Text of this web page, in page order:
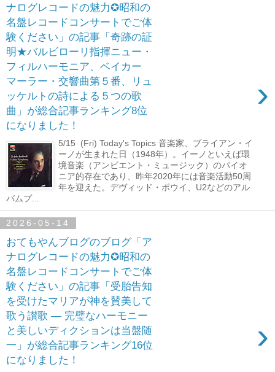
ナログレコードの魅力✪昭和の
名盤レコードコンサートでご体
験ください」の記事「奇跡の証
明★バルビローリ指揮ニュー・
フィルハーモニア、ベイカー
マーラー・交響曲第５番、リュ
ッケルトの詩による５つの歌
曲」が総合記事ランキング8位
になりました！
›
5/15 (Fri) Today's Topics 音楽家、ブライアン・イ
ーノが生まれた日（1948年）。イーノといえば環
境音楽（アンビエント・ミュージック）のパイオ
ニア的存在であり、昨年2020年には音楽活動50周
年を迎えた。デヴィッド・ボウイ、U2などのアル
バムプ...
2026-05-14
おてもやんブログのブログ「ア
ナログレコードの魅力✪昭和の
名盤レコードコンサートでご体
験ください」の記事「受胎告知
を受けたマリアが神を賛美して
歌う讃歌 ― 完璧なハーモニー
と美しいディクションは当盤随
一」が総合記事ランキング16位
になりました！
›